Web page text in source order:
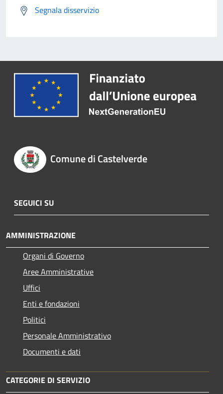
Segnala disservizio
Comune di Castelverde
SEGUICI SU
AMMINISTRAZIONE
Organi di Governo
Aree Amministrative
Uffici
Enti e fondazioni
Politici
Personale Amministrativo
Documenti e dati
CATEGORIE DI SERVIZIO